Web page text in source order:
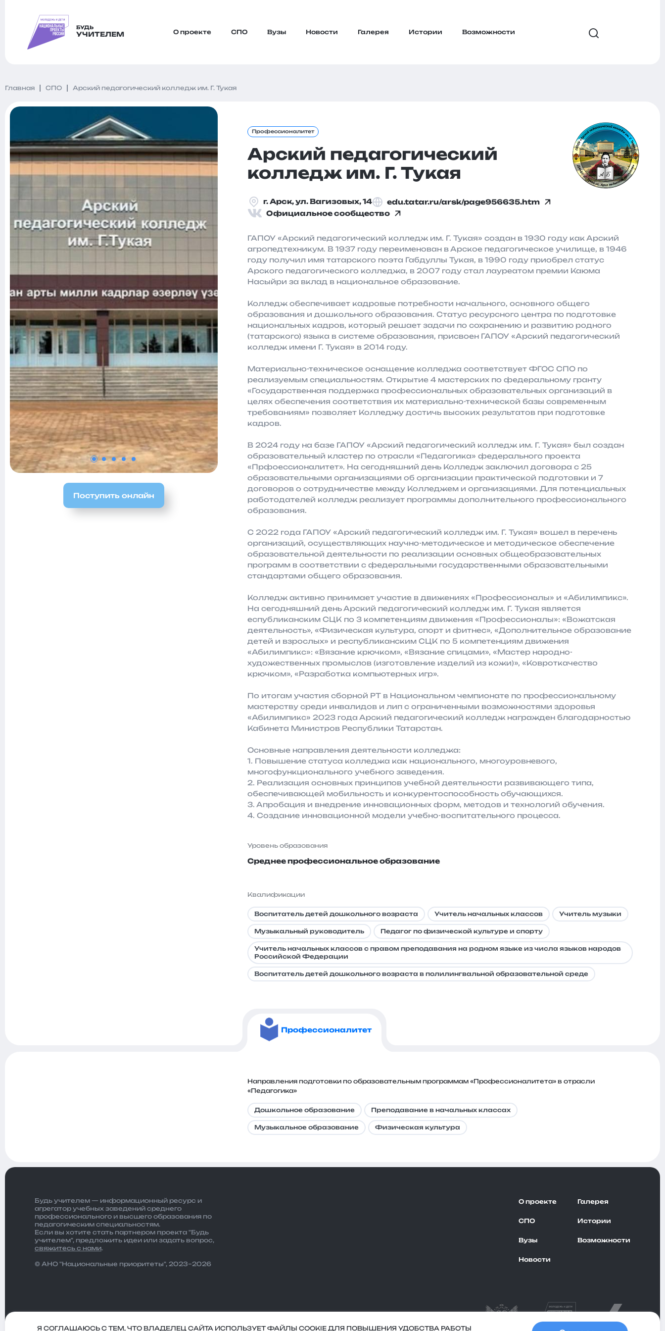
БУДЬ
УЧИТЕЛЕМ О проекте СПО Вузы Новости Галерея Истории Возможности
Главная СПО Арский педагогический колледж им. Г. Тукая
Поступить онлайн
Профессионалитет
Арский педагогический
колледж им. Г. Тукая
г. Арск, ул. Вагизовых, 14
edu.tatar.ru/arsk/page956635.htm
Официальное сообщество
ГАПОУ «Арский педагогический колледж им. Г. Тукая» создан в 1930 году как Арский
агропедтехникум. В 1937 году переименован в Арское педагогическое училище, в 1946
году получил имя татарского поэта Габдуллы Тукая, в 1990 году приобрел статус
Арского педагогического колледжа, в 2007 году стал лауреатом премии Каюма
Насыйри за вклад в национальное образование.
Колледж обеспечивает кадровые потребности начального, основного общего
образования и дошкольного образования. Статус ресурсного центра по подготовке
национальных кадров, который решает задачи по сохранению и развитию родного
(татарского) языка в системе образования, присвоен ГАПОУ «Арский педагогический
колледж имени Г. Тукая» в 2014 году.
Материально-техническое оснащение колледжа соответствует ФГОС СПО по
реализуемым специальностям. Открытие 4 мастерских по федеральному гранту
«Государственная поддержка профессиональных образовательных организаций в
целях обеспечения соответствия их материально-технической базы современным
требованиям» позволяет Колледжу достичь высоких результатов при подготовке
кадров.
В 2024 году на базе ГАПОУ «Арский педагогический колледж им. Г. Тукая» был создан
образовательный кластер по отрасли «Педагогика» федерального проекта
«Прфоессионалитет». На сегодняшний день Колледж заключил договора с 25
образовательными организациями об организации практической подготовки и 7
договоров о сотрудничестве между Колледжем и организациями. Для потенциальных
работодателей колледж реализует программы дополнительного профессионального
образования.
С 2022 года ГАПОУ «Арский педагогический колледж им. Г. Тукая» вошел в перечень
организаций, осуществляющих научно-методическое и методическое обеспечение
образовательной деятельности по реализации основных общеобразовательных
программ в соответствии с федеральными государственными образовательными
стандартами общего образования.
Колледж активно принимает участие в движениях «Профессионалы» и «Абилимпикс».
На сегодняшний день Арский педагогический колледж им. Г. Тукая является
еспубликанским СЦК по 3 компетенциям движения «Профессионалы»: «Вожатская
деятельность», «Физическая культура, спорт и фитнес», «Дополнительное образование
детей и взрослых» и республиканским СЦК по 5 компетенциям движения
«Абилимпикс»: «Вязание крючком», «Вязание спицами», «Мастер народно-
художественных промыслов (изготовление изделий из кожи)», «Ковроткачество
крючком», «Разработка компьютерных игр».
По итогам участия сборной РТ в Национальном чемпионате по профессиональному
мастерству среди инвалидов и лип с ограниченными возможностями здоровья
«Абилимпикс» 2023 года Арский педагогический колледж награжден благодарностью
Кабинета Министров Республики Татарстан.
Основные направления деятельности колледжа:
1. Повышение статуса колледжа как национального, многоуровневого,
многофункционального учебного заведения.
2. Реализация основных принципов учебной деятельности развивающего типа,
обеспечивающей мобильность и конкурентоспособность обучающихся.
3. Апробация и внедрение инновационных форм, методов и технологий обучения.
4. Создание инновационной модели учебно-воспитательного процесса.
Уровень образования
Среднее профессиональное образование
Квалификации
Воспитатель детей дошкольного возраста Учитель начальных классов Учитель музыки
Музыкальный руководитель Педагог по физической культуре и спорту
Учитель начальных классов с правом преподавания на родном языке из числа языков народов
Российской Федерации
Воспитатель детей дошкольного возраста в полилингвальной образовательной среде
Профессионалитет
Направления подготовки по образовательным программам «Профессионалитета» в отрасли
«Педагогика»
Дошкольное образование Преподавание в начальных классах
Музыкальное образование Физическая культура
Будь учителем — информационный ресурс и
агрегатор учебных заведений среднего
профессионального и высшего образования по
педагогическим специальностям.
Если вы хотите стать партнером проекта "Будь
учителем", предложить идеи или задать вопрос,
свяжитесь с нами.
© АНО "Национальные приоритеты", 2023–2026
О проекте
СПО
Вузы
Новости
Галерея
Истории
Возможности
Я СОГЛАШАЮСЬ С ТЕМ, ЧТО ВЛАДЕЛЕЦ САЙТА ИСПОЛЬЗУЕТ ФАЙЛЫ COOKIE ДЛЯ ПОВЫШЕНИЯ УДОБСТВА РАБОТЫ